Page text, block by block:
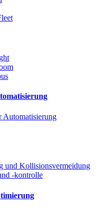
Automatisierung
und Kollisionsvermeidung
-kontrolle